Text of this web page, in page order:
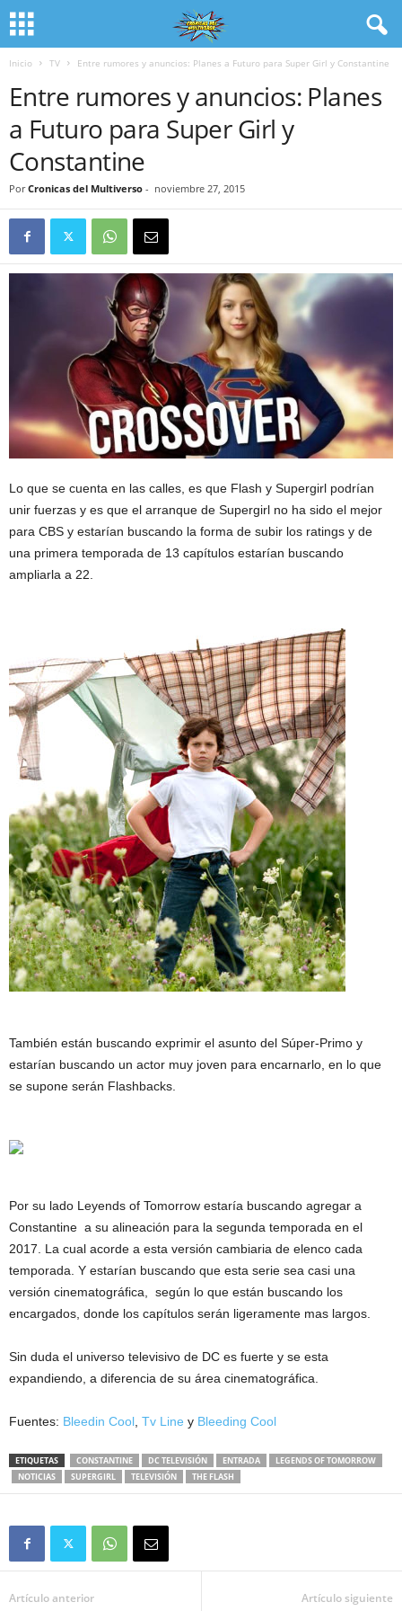
Inicio TV Entre rumores y anuncios: Planes a Futuro para Super Girl y Constantine
Entre rumores y anuncios: Planes
a Futuro para Super Girl y
Constantine
Por Cronicas del Multiverso - noviembre 27, 2015
Lo que se cuenta en las calles, es que Flash y Supergirl podrían
unir fuerzas y es que el arranque de Supergirl no ha sido el mejor
para CBS y estarían buscando la forma de subir los ratings y de
una primera temporada de 13 capítulos estarían buscando
ampliarla a 22.
También están buscando exprimir el asunto del Súper-Primo y
estarían buscando un actor muy joven para encarnarlo, en lo que
se supone serán Flashbacks.
Por su lado Leyends of Tomorrow estaría buscando agregar a
Constantine a su alineación para la segunda temporada en el
2017. La cual acorde a esta versión cambiaria de elenco cada
temporada. Y estarían buscando que esta serie sea casi una
versión cinematográfica, según lo que están buscando los
encargados, donde los capítulos serán ligeramente mas largos.
Sin duda el universo televisivo de DC es fuerte y se esta
expandiendo, a diferencia de su área cinematográfica.
Fuentes: Bleedin Cool Tv Line y Bleeding Cool
ETIQUETAS CONSTANTINE DC TELEVISIÓN ENTRADA
LEGENDS OF TOMORROW
NOTICIAS
SUPERGIRL TELEVISIÓN THE FLASH
Artículo anterior Artículo siguiente